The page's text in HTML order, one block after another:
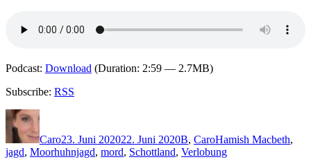
Podcast: Download (Duration: 2:59 — 2.7MB)
Subscribe: RSS
Autor
Caro23. Juni 202022. Juni 2020B, CaroHamish Macbeth,
jagd, Moorhuhnjagd, mord, Schottland, Verlobung